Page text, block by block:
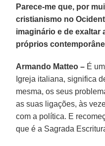
Parece-me que, por
cristianismo no
imaginário e de exaltar
próprios
Armando Matteo – É
Igreja italiana, significa
mesma, os seus
as suas ligações, às
com a política. E
que é a Sagrada